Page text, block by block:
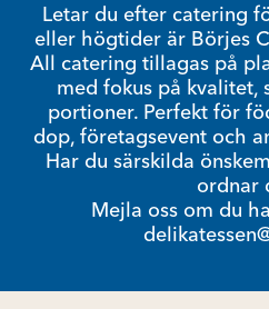
Letar du efter catering
eller högtider är Börjes
All catering tillagas på
med fokus på kvalitet,
portioner. Perfekt för
dop, företagsevent och
Har du särskilda
ordnar
Mejla oss om du